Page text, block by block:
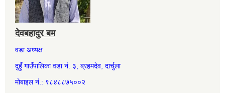
देवबहादुर बम
वडा अध्यक्ष
दुहुँ गाउँपालिका वडा नं. ३, ब्रहमदेव, दार्चुला
मोबाइल नं.: ९८४८८७५००२